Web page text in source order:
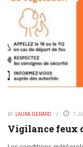
BY LAURA GERARD 7
Vigilance feux